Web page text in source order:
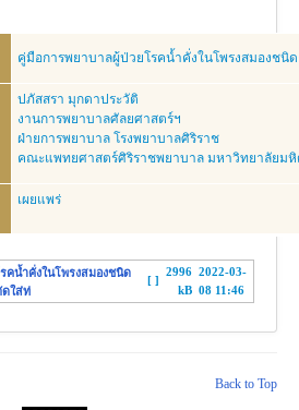
คู่มือการพยาบาลผู้ป่วยโรคน้ำคั่งในโพรงสมองช
ปภัสสรา มุกดาประวัติ
งานการพยาบาลศัลยศาสตร์ฯ
ฝ่ายการพยาบาล โรงพยาบาลศิริราช
คณะแพทยศาสตร์ศิริราชพยาบาล มหาวิทยาลัยม
เผยแพร่
คน้ำคั่งในโพรงสมองชนิด
ใส่ท่
[ ]
2996
kB
2022-03-
08 11:46
Back to Top